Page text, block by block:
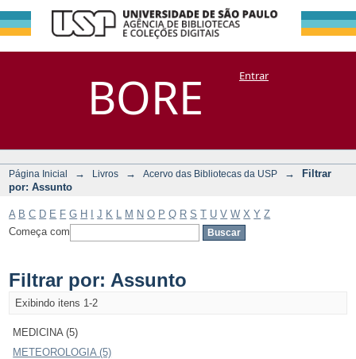
BORE
Filtrar por:
Assunto
DSpace/Manakin + CoriscoEntrar
Página Inicial → Livros → Acervo das Bibliotecas da USP →
Filtrar
por: Assunto
A B C D E F G H J K M N O P Q R S T U V W X Y Z
Começa com
Filtrar por: Assunto
Exibindo itens 1-2
MEDICINA (5)
METEOROLOGIA (5)